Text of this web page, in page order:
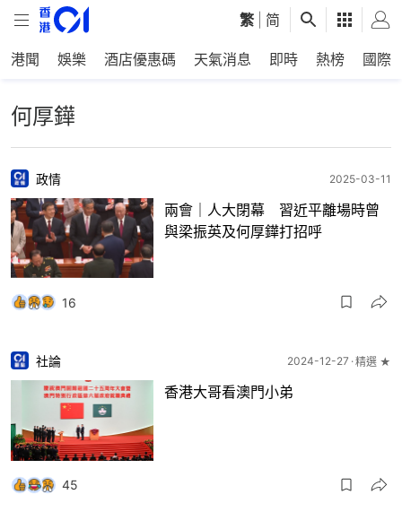
繁 简
港聞 娛樂 酒店優惠碼 天氣消息 即時 熱榜 國際
何厚鏵
政情 2025-03-11
兩會｜人大閉幕 習近平離場時曾
與梁振英及何厚鏵打招呼
16
社論 2024-12-27 精選 ★
香港大哥看澳門小弟
45